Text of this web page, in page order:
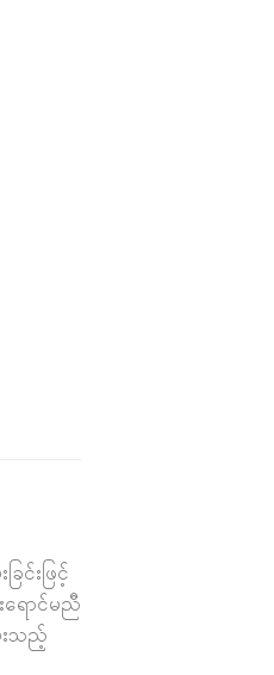
င်းဖြင့်
ောင်မညီ
းသည့်